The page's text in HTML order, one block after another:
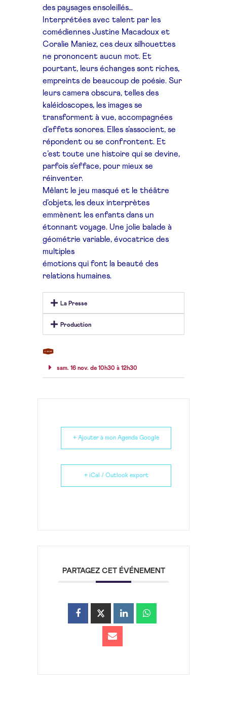
des paysages ensoleillés…
Interprétées avec talent par les
comédiennes Justine Macadoux et
Coralie Maniez, ces deux silhouettes
ne prononcent aucun mot. Et
pourtant, leurs échanges sont riches,
empreints de beaucoup de poésie. Sur
leurs camera obscura, telles des
kaléidoscopes, les images se
transforment à vue, accompagnées
d’effets sonores. Elles s’associent, se
répondent ou se confrontent. Et
c’est toute une histoire qui se devine,
parfois s’efface, pour mieux se
réinventer.
Mêlant le jeu masqué et le théâtre
d’objets, les deux interprètes
emmènent les enfants dans un
étonnant voyage. Une jolie balade à
géométrie variable, évocatrice des
multiples
émotions qui font la beauté des
relations humaines.
La Presse
Production
sam. 16 nov. de 10h30 à 12h30
+ Ajouter à mon Agenda Google
+ iCal / Outlook export
PARTAGEZ CET ÉVÉNEMENT